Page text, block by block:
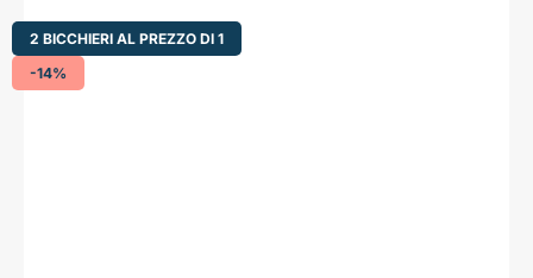
2 BICCHIERI AL PREZZO DI 1
-14%